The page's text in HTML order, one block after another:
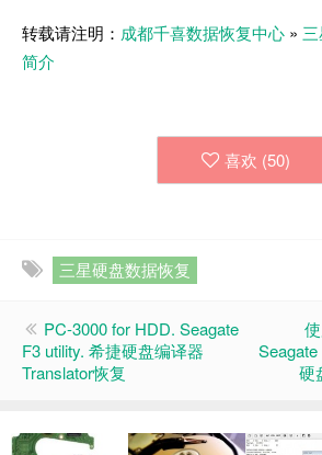
转载请注明： 成都千喜数据恢复中心 »
简介
喜欢 (50)
三星硬盘数据恢复
PC-3000 for HDD. Seagate
F3 utility. 希捷硬盘编译器
Translator恢复
硬